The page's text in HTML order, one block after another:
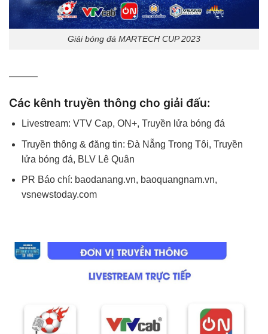
Giải bóng đá MARTECH CUP 2023
———
Các kênh truyền thông cho giải đấu:
Livestream: VTV Cap, ON+, Truyền lửa bóng đá
Truyền thông & đăng tin: Đà Nẵng Trong Tôi, Truyền
lửa bóng đá, BLV Lê Quân
PR Báo chí: baodanang.vn, baoquangnam.vn,
vsnewstoday.com